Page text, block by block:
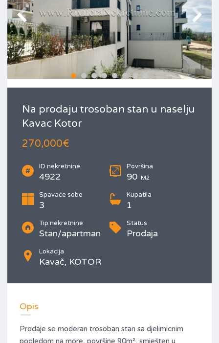
Na prodaju trosoban stan u naselju
Kavac Kotor
270,000€
ID nekretnine
4922
Površina
90 M2
Spavaće sobe
3
Kupatila
1
Tip nekretnine
Stan/apartman
Status
Prodaja
Lokacija
Kavač, KOTOR
Opis
Prodaje se moderan trosoban stan sa djelimicnim
pogledom na more, površine 90m², smješten u